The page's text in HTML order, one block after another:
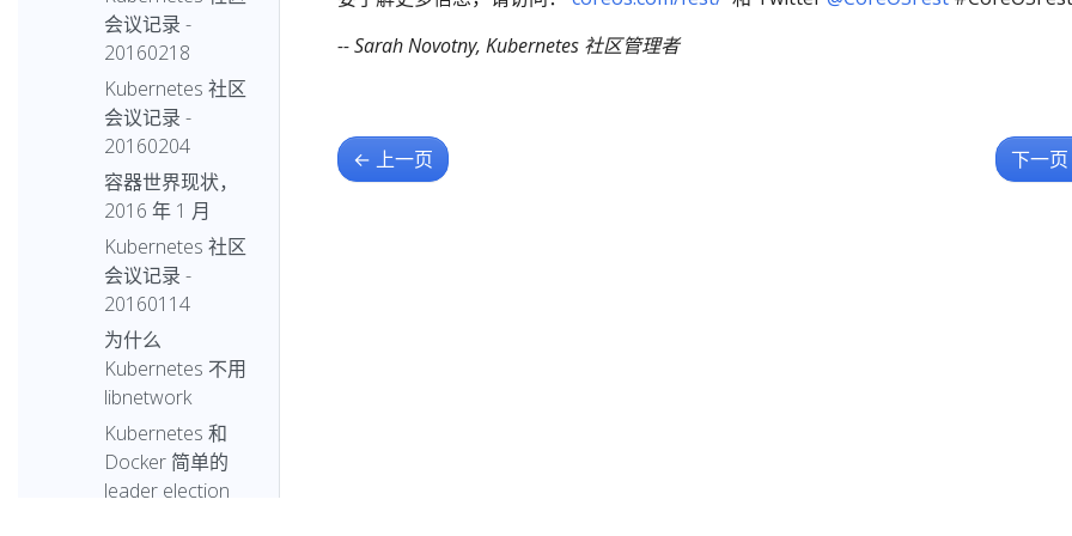
会议记录 -
20160218
Kubernetes 社区
会议记录 -
20160204
容器世界现状，
2016 年 1 月
Kubernetes 社区
会议记录 -
20160114
为什么
Kubernetes 不用
libnetwork
Kubernetes 和
Docker 简单的
leader election
-- Sarah Novotny, Kubernetes 社区管理者
← 上一页 下一页